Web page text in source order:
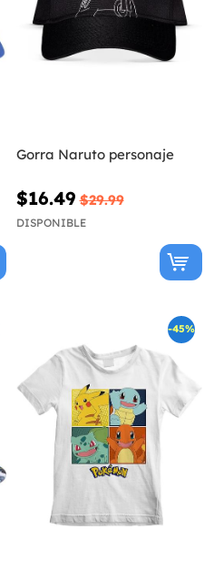
Gorra Naruto personaje
$16.49 $29.99
DISPONIBLE
-45%